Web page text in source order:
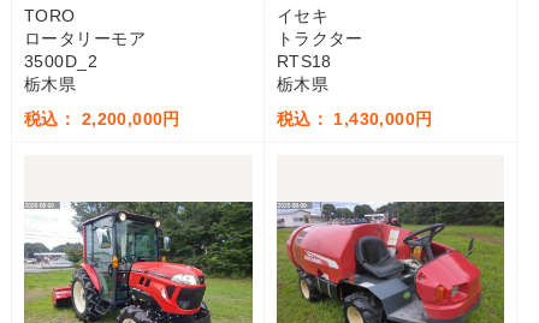
TORO
ロータリーモア
3500D_2
栃木県
税込： 2,200,000円
イセキ
トラクター
RTS18
栃木県
税込： 1,430,000円